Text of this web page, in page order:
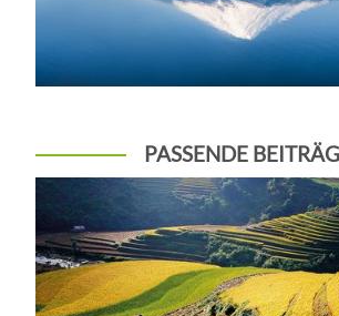
PASSENDE